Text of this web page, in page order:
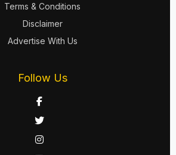
Terms & Conditions
Disclaimer
Advertise With Us
Follow Us